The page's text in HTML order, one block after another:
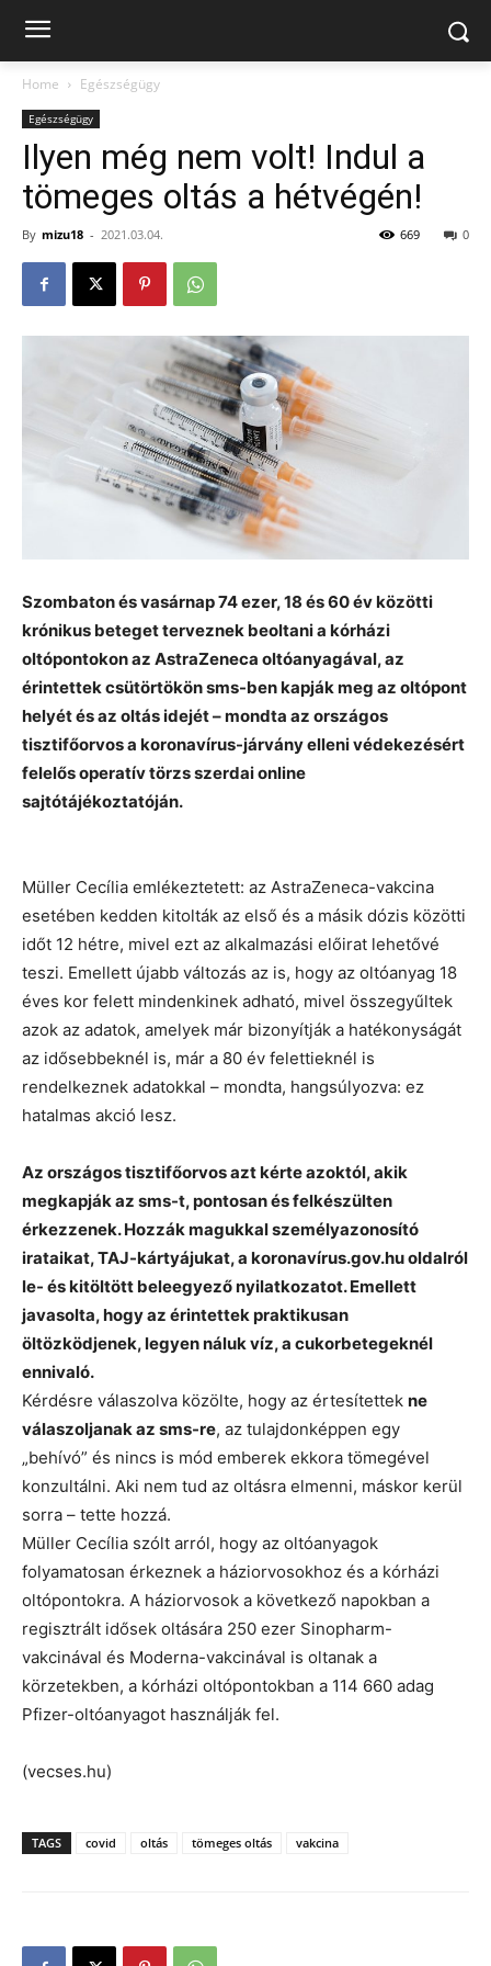
Home Egészségügy
Egészségügy
Ilyen még nem volt! Indul a
tömeges oltás a hétvégén!
By mizu18 - 2021.03.04. 0
669
Szombaton és vasárnap 74 ezer, 18 és 60 év közötti
krónikus beteget terveznek beoltani a kórházi
oltópontokon az AstraZeneca oltóanyagával, az
érintettek csütörtökön sms-ben kapják meg az oltópont
helyét és az oltás idejét – mondta az országos
tisztifőorvos a koronavírus-járvány elleni védekezésért
felelős operatív törzs szerdai online
sajtótájékoztatóján.
Müller Cecília emlékeztetett: az AstraZeneca-vakcina
esetében kedden kitolták az első és a másik dózis közötti
időt 12 hétre, mivel ezt az alkalmazási előirat lehetővé
teszi. Emellett újabb változás az is, hogy az oltóanyag 18
éves kor felett mindenkinek adható, mivel összegyűltek
azok az adatok, amelyek már bizonyítják a hatékonyságát
az idősebbeknél is, már a 80 év felettieknél is
rendelkeznek adatokkal – mondta, hangsúlyozva: ez
hatalmas akció lesz.
Az országos tisztifőorvos azt kérte azoktól, akik
megkapják az sms-t, pontosan és felkészülten
érkezzenek. Hozzák magukkal személyazonosító
irataikat, TAJ-kártyájukat, a koronavírus.gov.hu oldalról
le- és kitöltött beleegyező nyilatkozatot. Emellett
javasolta, hogy az érintettek praktikusan
öltözködjenek, legyen náluk víz, a cukorbetegeknél
ennivaló.
Kérdésre válaszolva közölte, hogy az értesítettek ne
válaszoljanak az sms-re, az tulajdonképpen egy
„behívó” és nincs is mód emberek ekkora tömegével
konzultálni. Aki nem tud az oltásra elmenni, máskor kerül
sorra – tette hozzá.
Müller Cecília szólt arról, hogy az oltóanyagok
folyamatosan érkeznek a háziorvosokhoz és a kórházi
oltópontokra. A háziorvosok a következő napokban a
regisztrált idősek oltására 250 ezer Sinopharm-
vakcinával és Moderna-vakcinával is oltanak a
körzetekben, a kórházi oltópontokban a 114 660 adag
Pfizer-oltóanyagot használják fel.
(vecses.hu)
TAGS covid oltás tömeges oltás vakcina